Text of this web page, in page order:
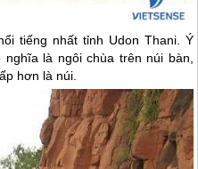
tiếng nhất tỉnh Udon Thani. Ý
là ngôi chùa trên núi bàn,
hơn là núi.